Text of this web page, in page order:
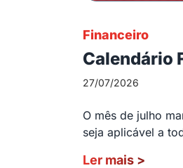
Financeiro
Calendário
27/07/2026
O mês de julho
seja aplicável a
Ler mais >